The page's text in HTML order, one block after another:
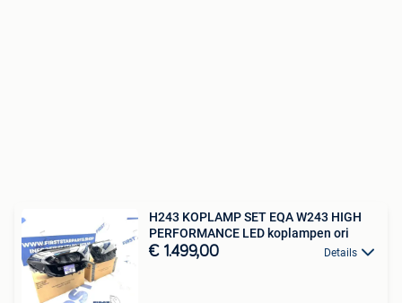
H243 KOPLAMP SET EQA W243 HIGH
PERFORMANCE LED koplampen ori
€ 1.499,00 Details